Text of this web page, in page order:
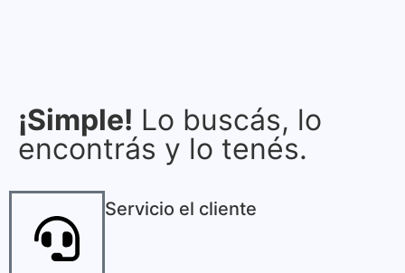
¡Simple! Lo buscás, lo
encontrás y lo tenés.
Servicio el cliente